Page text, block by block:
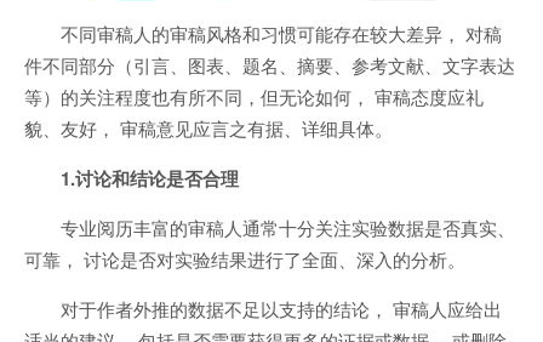
不同审稿人的审稿风格和习惯可能存在较大差异， 对稿
件不同部分（引言、图表、题名、摘要、参考文献、文字表达
等）的关注程度也有所不同，但无论如何， 审稿态度应礼
貌、友好， 审稿意见应言之有据、详细具体。
1.讨论和结论是否合理
专业阅历丰富的审稿人通常十分关注实验数据是否真实、
可靠， 讨论是否对实验结果进行了全面、深入的分析。
对于作者外推的数据不足以支持的结论， 审稿人应给出